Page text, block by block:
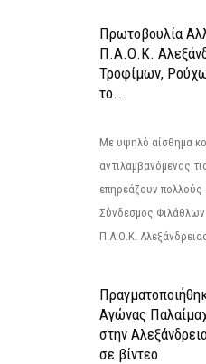
Πρωτοβουλία
Π.Α.Ο.Κ.
Τροφίμων,
το...
Με υψηλό αίσθημα
αντιλαμβανόμενος
επηρεάζουν πολλούς
Σύνδεσμος
Π.Α.Ο.Κ.
Αγώνας
στην
σε βίντεο